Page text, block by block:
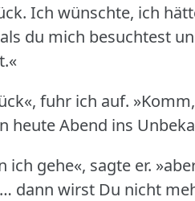
Ich wünschte, ich
du mich besuchtest
fuhr ich auf.
heute Abend ins
ich gehe«, sagte er.
dann wirst Du nicht